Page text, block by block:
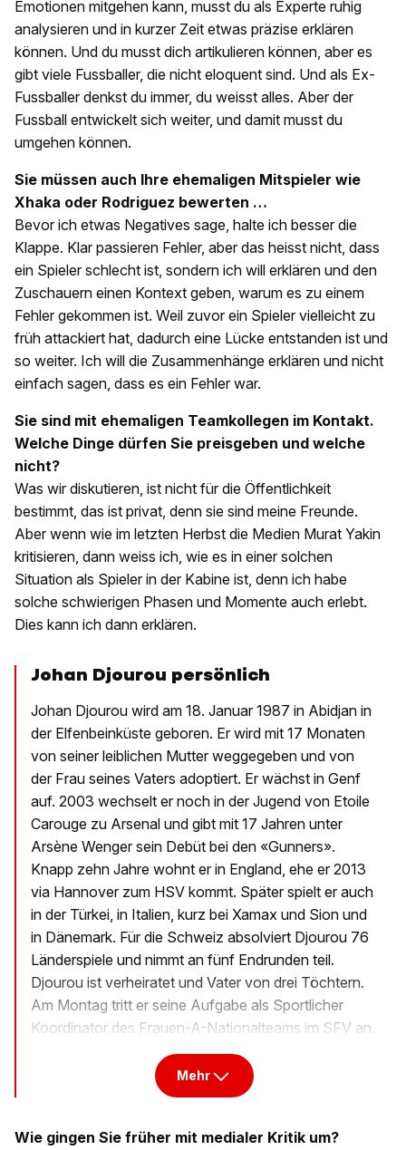
Emotionen mitgehen kann, musst du als Experte ruhig
analysieren und in kurzer Zeit etwas präzise erklären
können. Und du musst dich artikulieren können, aber es
gibt viele Fussballer, die nicht eloquent sind. Und als Ex-
Fussballer denkst du immer, du weisst alles. Aber der
Fussball entwickelt sich weiter, und damit musst du
umgehen können.
Sie müssen auch Ihre ehemaligen Mitspieler wie
Xhaka oder Rodriguez bewerten …
Bevor ich etwas Negatives sage, halte ich besser die
Klappe. Klar passieren Fehler, aber das heisst nicht, dass
ein Spieler schlecht ist, sondern ich will erklären und den
Zuschauern einen Kontext geben, warum es zu einem
Fehler gekommen ist. Weil zuvor ein Spieler vielleicht zu
früh attackiert hat, dadurch eine Lücke entstanden ist und
so weiter. Ich will die Zusammenhänge erklären und nicht
einfach sagen, dass es ein Fehler war.
Sie sind mit ehemaligen Teamkollegen im Kontakt.
Welche Dinge dürfen Sie preisgeben und welche
nicht?
Was wir diskutieren, ist nicht für die Öffentlichkeit
bestimmt, das ist privat, denn sie sind meine Freunde.
Aber wenn wie im letzten Herbst die Medien Murat Yakin
kritisieren, dann weiss ich, wie es in einer solchen
Situation als Spieler in der Kabine ist, denn ich habe
solche schwierigen Phasen und Momente auch erlebt.
Dies kann ich dann erklären.
Johan Djourou persönlich
Johan Djourou wird am 18. Januar 1987 in Abidjan in
der Elfenbeinküste geboren. Er wird mit 17 Monaten
von seiner leiblichen Mutter weggegeben und von
der Frau seines Vaters adoptiert. Er wächst in Genf
auf. 2003 wechselt er noch in der Jugend von Etoile
Carouge zu Arsenal und gibt mit 17 Jahren unter
Arsène Wenger sein Debüt bei den «Gunners».
Knapp zehn Jahre wohnt er in England, ehe er 2013
via Hannover zum HSV kommt. Später spielt er auch
in der Türkei, in Italien, kurz bei Xamax und Sion und
in Dänemark. Für die Schweiz absolviert Djourou 76
Länderspiele und nimmt an fünf Endrunden teil.
Djourou ist verheiratet und Vater von drei Töchtern.
Am Montag tritt er seine Aufgabe als Sportlicher
Koordinator des Frauen-A-Nationalteams im SFV an.
Mehr
Wie gingen Sie früher mit medialer Kritik um?